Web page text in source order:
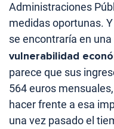
Administraciones
medidas oportunas.
se encontraría en una
vulnerabilidad
parece que sus
564 euros
hacer frente a esa
una vez pasado el